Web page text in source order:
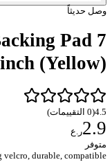
وصل حديثاً
Pad 7
inch (Yellow)
4.5
(
0 التقييمات)
2.9ر.ع
متوفر
durable, compatible